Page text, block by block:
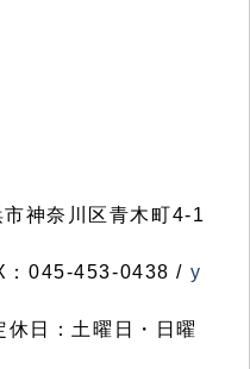
神奈川区青木町4-1
：045-453-0438 / y
日：土曜日・日曜